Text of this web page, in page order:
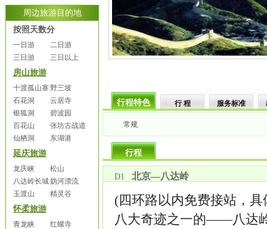
周边旅游目的地
按照天数分
一日游
二日游
三日游
三日以上
房山旅游
十渡孤山寨 野三坡
石花洞
云居寺
银狐洞
碧波园
百花山
张坊古战道
仙栖洞
东湖港
延庆旅游
龙庆峡
松山
八达岭长城妫河漂流
玉渡山
精灵谷
怀柔旅游
青龙峡
红螺寺
行程特色 行 程 服务标准
常规
行程
D1 北京—八达岭
(四环路以内免费接站，
八大奇迹之一的——八达